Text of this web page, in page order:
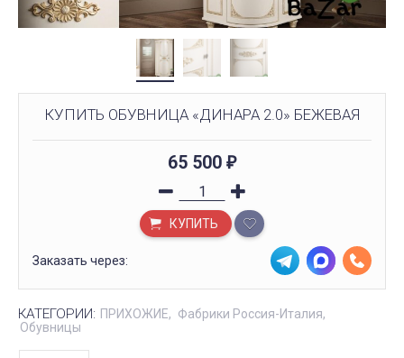
КУПИТЬ ОБУВНИЦА «ДИНАРА 2.0» БЕЖЕВАЯ
65 500 ₽
КУПИТЬ
Заказать через:
КАТЕГОРИИ: ПРИХОЖИЕ
Фабрики Россия-Италия
Обувницы